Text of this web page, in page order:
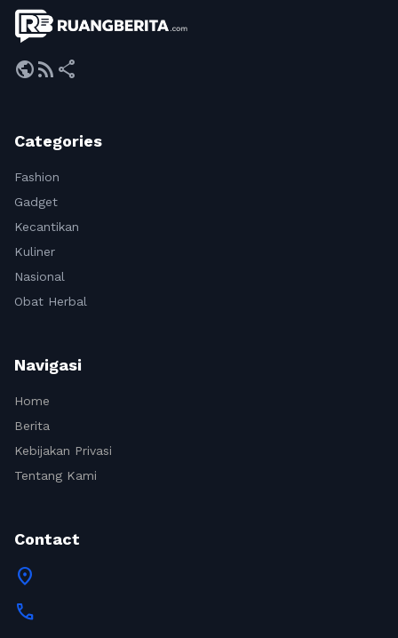
publicrss_feed share
Categories
Fashion
Gadget
Kecantikan
Kuliner
Nasional
Obat Herbal
Navigasi
Home
Berita
Kebijakan Privasi
Tentang Kami
Contact
location_on
call